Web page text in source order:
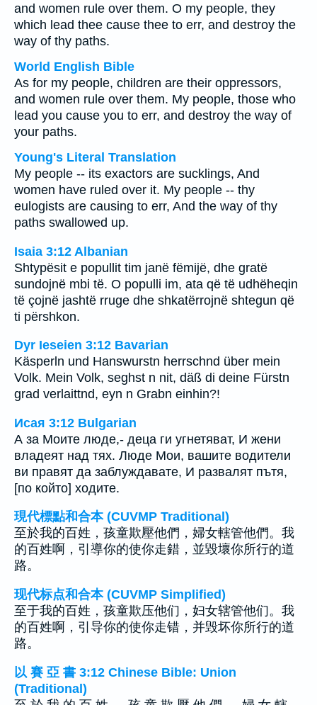
and women rule over them. O my people, they
which lead thee cause thee to err, and destroy the
way of thy paths.
World English Bible
As for my people, children are their oppressors,
and women rule over them. My people, those who
lead you cause you to err, and destroy the way of
your paths.
Young's Literal Translation
My people -- its exactors are sucklings, And
women have ruled over it. My people -- thy
eulogists are causing to err, And the way of thy
paths swallowed up.
Isaia 3:12 Albanian
Shtypësit e popullit tim janë fëmijë, dhe gratë
sundojnë mbi të. O populli im, ata që të udhëheqin
të çojnë jashtë rruge dhe shkatërrojnë shtegun që
ti përshkon.
Dyr Ieseien 3:12 Bavarian
Käsperln und Hanswurstn herrschnd über mein
Volk. Mein Volk, seghst n nit, däß di deine Fürstn
grad verlaittnd, eyn n Grabn einhin?!
Исая 3:12 Bulgarian
А за Моите люде,- деца ги угнетяват, И жени
владеят над тях. Люде Мои, вашите водители
ви правят да заблуждавате, И развалят пътя,
[по който] ходите.
現代標點和合本 (CUVMP Traditional)
至於我的百姓，孩童欺壓他們，婦女轄管他們。我
的百姓啊，引導你的使你走錯，並毀壞你所行的道
路。
现代标点和合本 (CUVMP Simplified)
至于我的百姓，孩童欺压他们，妇女辖管他们。我
的百姓啊，引导你的使你走错，并毁坏你所行的道
路。
以 賽 亞 書 3:12 Chinese Bible: Union
(Traditional)